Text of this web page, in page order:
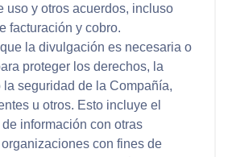
uso y otros acuerdos, incluso
facturación y cobro.
la divulgación es necesaria o
proteger los derechos, la
la seguridad de la Compañía,
u otros. Esto incluye el
información con otras
con fines de